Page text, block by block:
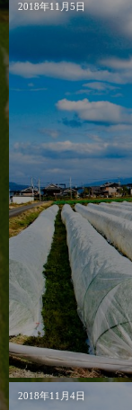
2018年11月5日
2018年11月4日